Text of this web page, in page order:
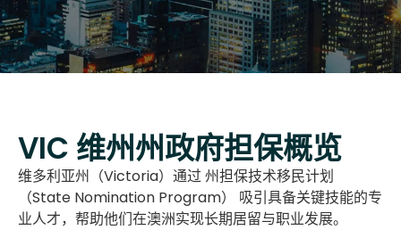
VIC 维州州政府担保概览
维多利亚州（Victoria）通过州担保技术移民计划
（State Nomination Program）
吸引具备关键技能的专
业人才， 帮助他们在澳洲实现长期居留与职业发展。